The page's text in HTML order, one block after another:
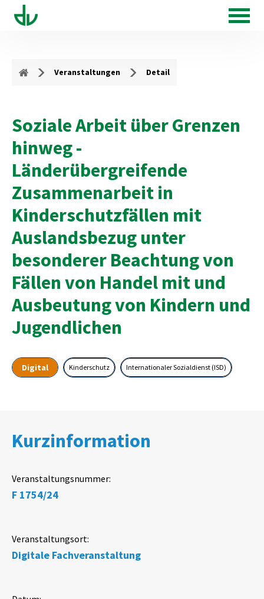
Veranstaltungen Detail
Soziale Arbeit über Grenzen
hinweg -
Länderübergreifende
Zusammenarbeit in
Kinderschutzfällen mit
Auslandsbezug unter
besonderer Beachtung von
Fällen von Handel mit und
Ausbeutung von Kindern und
Jugendlichen
Digital Kinderschutz Internationaler Sozialdienst (ISD)
Kurzinformation
Veranstaltungsnummer:
F 1754/24
Veranstaltungsort:
Digitale Fachveranstaltung